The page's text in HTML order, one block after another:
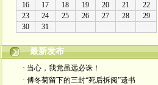
最新发布
· 当心，我党虽远必诛！
· 傅冬菊留下的三封“死后拆阅”遗书